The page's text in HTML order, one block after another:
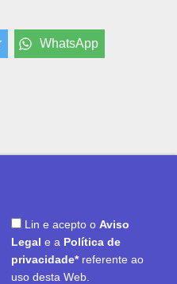
WhatsApp
Lin e acepto o Aviso
Legal e a Política de
privacidade* referente ao
uso desta Web.